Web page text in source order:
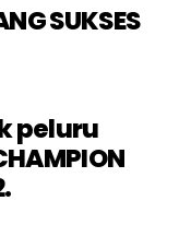
SUKSES
peluru